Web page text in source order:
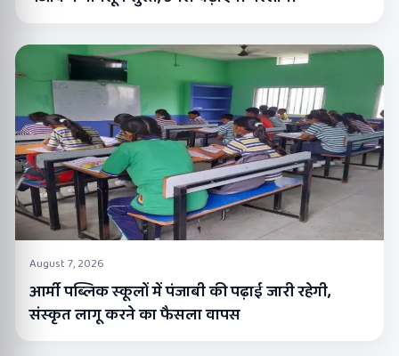
August 7, 2026
आर्मी पब्लिक स्कूलों में पंजाबी की पढ़ाई जारी रहेगी,
संस्कृत लागू करने का फैसला वापस